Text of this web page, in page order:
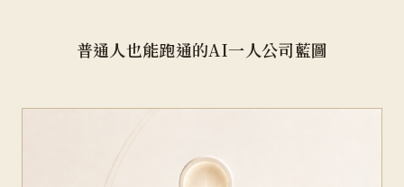
普通人也能跑通的AI一人公司藍圖